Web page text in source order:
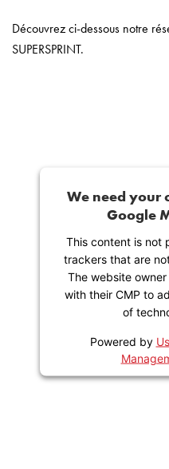
Découvrez ci-dessous notre
SUPERSPRINT.
We need your
Google
This content is not
trackers that are
The website
with their CMP to
of
Powered by